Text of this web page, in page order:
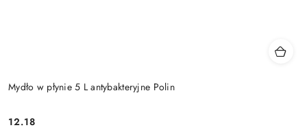
Mydło w płynie 5 L antybakteryjne Polin
12.18